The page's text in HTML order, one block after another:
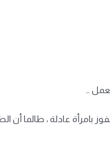
…
بامرأة عادلة ، طالما